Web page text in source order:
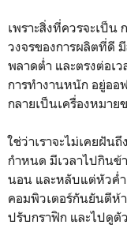
เพราะสิ่งที่ควรจะเป็น
วงจรของการผลิตที่ดี
พลาดต่ำ และตรงต่อเ
การทำงานหนัก อยู่ออ
กลายเป็นเครื่องหมา
ใช่ว่าเราจะไม่เคยฝัน
กำหนด มีเวลาไปกินข้
นอน และหลับแต่หัวค่ำ
คอมพิวเตอร์กันยันตีห้
ปรับกราฟิก และไปดูตั